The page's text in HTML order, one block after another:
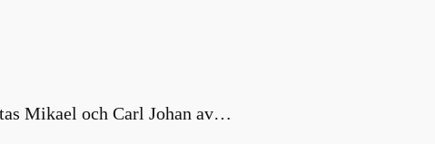
Mikael och Carl Johan av…